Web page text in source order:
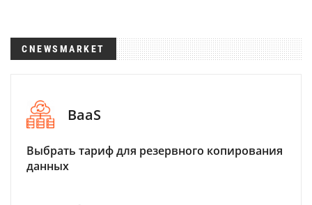
CNEWSMARKET
BaaS
Выбрать тариф для резервного копирования
данных